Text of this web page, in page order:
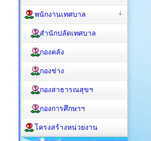
พนักงานเทศบาล
สำนักปลัดเทศบาล
กองคลัง
กองช่าง
กองสาธารณสุขฯ
กองการศึกษาฯ
โครงสร้างหน่วยงาน